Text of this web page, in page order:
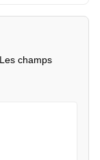
Les champs